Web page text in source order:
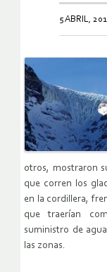
5 ABRIL,
otros, mostraron
que corren los
en la cordillera,
que traerían
suministro de
las zonas.